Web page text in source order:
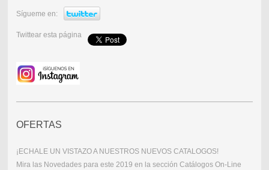
Sígueme en:
Twittear esta página
OFERTAS
¡ECHALE UN VISTAZO A NUESTROS NUEVOS CATALOGOS!
Mira las Novedades para este 2019 en la sección Catálogos On-Line